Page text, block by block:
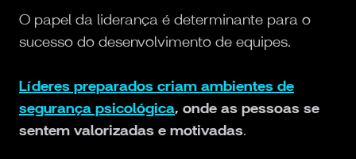
O papel da liderança é determinante para o
sucesso do desenvolvimento de equipes.
Líderes preparados criam ambientes de
segurança psicológica, onde as pessoas se
sentem valorizadas e motivadas.